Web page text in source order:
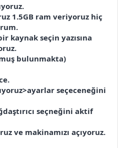
1.5GB ram veriyoruz hiç
kaynak seçin yazısına
bulunmakta)
seçeceneğini
seçneğini aktif
ve makinamızı açıyoruz.